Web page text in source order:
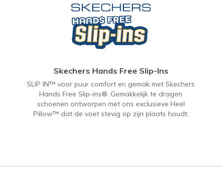
Skechers Hands Free Slip-Ins
SLIP IN™ voor puur comfort en gemak met Skechers
Hands Free Slip-ins®. Gemakkelijk te dragen
schoenen ontworpen met ons exclusieve Heel
Pillow™ dat de voet stevig op zijn plaats houdt.